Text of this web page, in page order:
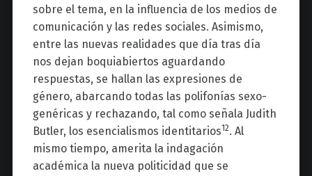
sobre el tema, en la influencia de los medios de
comunicación y las redes sociales. Asimismo,
entre las nuevas realidades que día tras día
nos dejan boquiabiertos aguardando
respuestas, se hallan las expresiones de
género, abarcando todas las polifonías sexo-
genéricas y rechazando, tal como señala Judith
Butler, los esencialismos identitarios12. Al
mismo tiempo, amerita la indagación
académica la nueva politicidad que se